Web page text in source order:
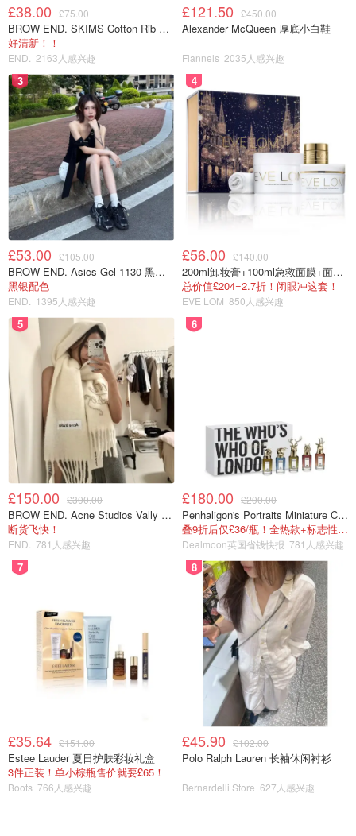
£38.00 £75.00
BROW END. SKIMS Cotton Rib 长款背心连衣裙 薄荷绿
好清新！！
END. 2163人感兴趣
£121.50 £450.00
Alexander McQueen 厚底小白鞋
Flannels 2035人感兴趣
3
£53.00 £105.00
BROW END. Asics Gel-1130 黑色运动鞋
黑银配色
END. 1395人感兴趣
4
£56.00 £140.00
200ml卸妆膏+100ml急救面膜+面霜+洁颜布
总价值£204=2.7折！闭眼冲这套！
EVE LOM 850人感兴趣
5
£150.00 £300.00
BROW END. Acne Studios Vally 刺绣围巾 白色
断货飞快！
END. 781人感兴趣
6
£180.00 £200.00
Penhaligon's Portraits Miniature Collection 香氛套装 5瓶装
叠9折后仅£36/瓶！全热款+标志性兽首头
Dealmoon英国省钱快报 781人感兴趣
7
£35.64 £151.00
Estee Lauder 夏日护肤彩妆礼盒
3件正装！单小棕瓶售价就要£65！
Boots 766人感兴趣
8
£45.90 £102.00
Polo Ralph Lauren 长袖休闲衬衫
Bernardelli Store 627人感兴趣